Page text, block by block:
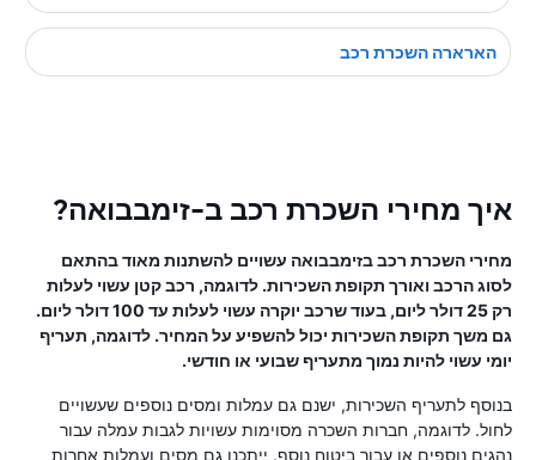
הארארה השכרת רכב
איך מחירי השכרת רכב ב-זימבבואה?
מחירי השכרת רכב בזימבבואה עשויים להשתנות מאוד בהתאם
לסוג הרכב ואורך תקופת השכירות. לדוגמה, רכב קטן עשוי לעלות
רק 25 דולר ליום, בעוד שרכב יוקרה עשוי לעלות עד 100 דולר ליום.
גם משך תקופת השכירות יכול להשפיע על המחיר. לדוגמה, תעריף
יומי עשוי להיות נמוך מתעריף שבועי או חודשי.
בנוסף לתעריף השכירות, ישנם גם עמלות ומסים נוספים שעשויים
לחול. לדוגמה, חברות השכרה מסוימות עשויות לגבות עמלה עבור
נהגים נוספים או עבור ביטוח נוסף. ייתכנו גם מסים ועמלות אחרות